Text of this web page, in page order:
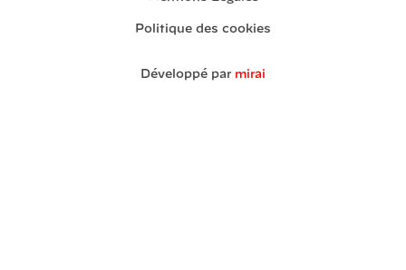
Politique des cookies
Développé par mirai